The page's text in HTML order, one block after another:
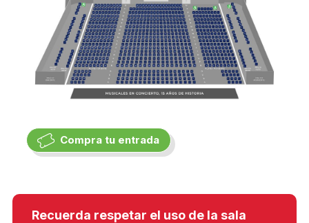
Compra tu entrada
Recuerda respetar el uso de la sala